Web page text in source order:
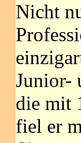
Nicht
Junior-
die mit
fiel er